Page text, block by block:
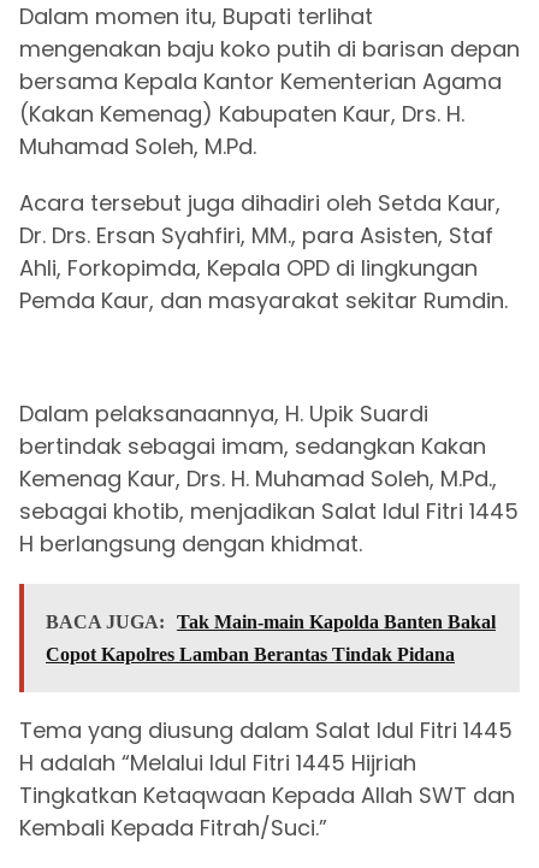
Dalam momen itu, Bupati terlihat
mengenakan baju koko putih di barisan depan
bersama Kepala Kantor Kementerian Agama
(Kakan Kemenag) Kabupaten Kaur, Drs. H.
Muhamad Soleh, M.Pd.
Acara tersebut juga dihadiri oleh Setda Kaur,
Dr. Drs. Ersan Syahfiri, MM., para Asisten, Staf
Ahli, Forkopimda, Kepala OPD di lingkungan
Pemda Kaur, dan masyarakat sekitar Rumdin.
Dalam pelaksanaannya, H. Upik Suardi
bertindak sebagai imam, sedangkan Kakan
Kemenag Kaur, Drs. H. Muhamad Soleh, M.Pd.,
sebagai khotib, menjadikan Salat Idul Fitri 1445
H berlangsung dengan khidmat.
BACA JUGA:
Tak Main-main Kapolda Banten Bakal
Copot Kapolres Lamban Berantas Tindak Pidana
Tema yang diusung dalam Salat Idul Fitri 1445
H adalah “Melalui Idul Fitri 1445 Hijriah
Tingkatkan Ketaqwaan Kepada Allah SWT dan
Kembali Kepada Fitrah/Suci.”